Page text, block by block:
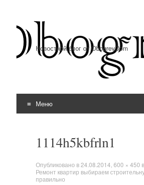
Новостной блог от ObogrevDom
Меню
1114h5kbfrln1
Опубликовано в24.08.2014 600 × 450
Ремонт квартир выбираем
правильно